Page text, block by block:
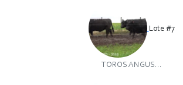
Lote #7
TOROS ANGUS...